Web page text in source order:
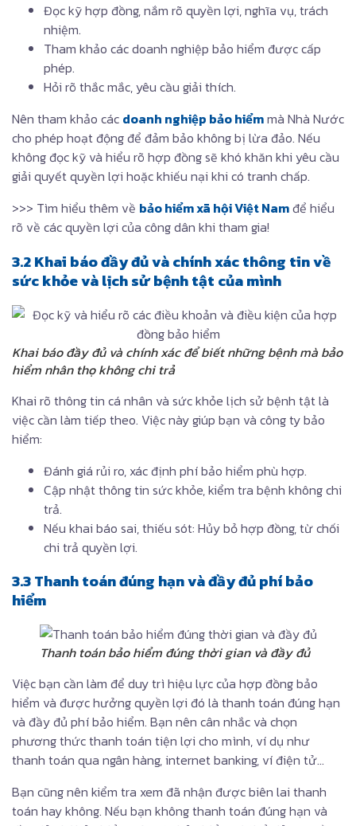
Đọc kỹ hợp đồng, nắm rõ quyền lợi, nghĩa vụ, trách
nhiệm.
Tham khảo các doanh nghiệp bảo hiểm được cấp
phép.
Hỏi rõ thắc mắc, yêu cầu giải thích.
Nên tham khảo các doanh nghiệp bảo hiểmmà Nhà Nước
cho phép hoạt động để đảm bảo không bị lừa đảo. Nếu
không đọc kỹ và hiểu rõ hợp đồng sẽ khó khăn khi yêu cầu
giải quyết quyền lợi hoặc khiếu nại khi có tranh chấp.
>>> Tìm hiểu thêm về bảo hiểm xã hội Việt Namđể hiểu
rõ về các quyền lợi của công dân khi tham gia!
3.2 Khai báo đầy đủ và chính xác thông tin về
sức khỏe và lịch sử bệnh tật của mình
Khai báo đầy đủ và chính xác để biết những bệnh mà bảo
hiểm nhân thọ không chi trả
Khai rõ thông tin cá nhân và sức khỏe lịch sử bệnh tật là
việc cần làm tiếp theo. Việc này giúp bạn và công ty bảo
hiểm:
Đánh giá rủi ro, xác định phí bảo hiểm phù hợp.
Cập nhật thông tin sức khỏe, kiểm tra bệnh không chi
trả.
Nếu khai báo sai, thiếu sót: Hủy bỏ hợp đồng, từ chối
chi trả quyền lợi.
3.3 Thanh toán đúng hạn và đầy đủ phí bảo
hiểm
Thanh toán bảo hiểm đúng thời gian và đầy đủ
Việc bạn cần làm để duy trì hiệu lực của hợp đồng bảo
hiểm và được hưởng quyền lợi đó là thanh toán đúng hạn
và đầy đủ phí bảo hiểm. Bạn nên cân nhắc và chọn
phương thức thanh toán tiện lợi cho mình, ví dụ như
thanh toán qua ngân hàng, internet banking, ví điện tử…
Bạn cũng nên kiểm tra xem đã nhận được biên lai thanh
toán hay không. Nếu bạn không thanh toán đúng hạn và